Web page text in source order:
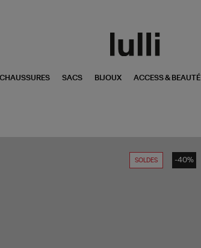
CHAUSSURES SACS BIJOUX ACCESS & BEAUTÉ
SOLDES -40%